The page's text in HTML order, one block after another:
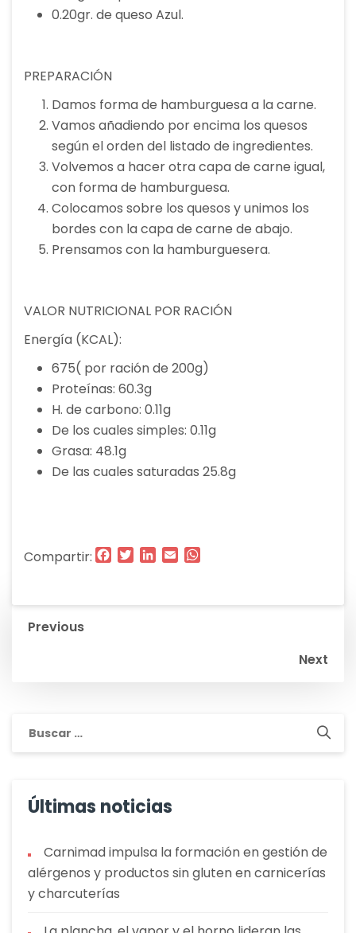
0.20gr. de queso Azul.
PREPARACIÓN
Damos forma de hamburguesa a la carne.
Vamos añadiendo por encima los quesos
según el orden del listado de ingredientes.
Volvemos a hacer otra capa de carne igual,
con forma de hamburguesa.
Colocamos sobre los quesos y unimos los
bordes con la capa de carne de abajo.
Prensamos con la hamburguesera.
VALOR NUTRICIONAL POR RACIÓN
Energía (KCAL):
675( por ración de 200g)
Proteínas: 60.3g
H. de carbono: 0.11g
De los cuales simples: 0.11g
Grasa: 48.1g
De las cuales saturadas 25.8g
Compartir: Facebook
TwitterLinkedIn
Email
Navegación
Previous
Next
Últimas noticias
Carnimad impulsa la formación en gestión de
alérgenos y productos sin gluten en carnicerías
y charcuterías